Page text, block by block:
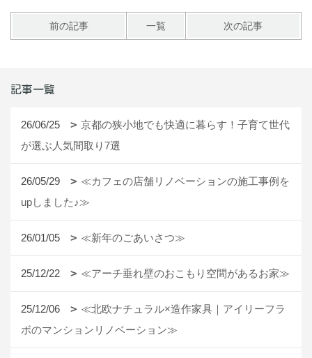
前の記事 一覧 次の記事
記事一覧
26/06/25
京都の狭小地でも快適に暮らす！子育て世代
が選ぶ人気間取り7選
26/05/29
≪カフェの店舗リノベーションの施工事例を
upしました♪≫
26/01/05 ≪新年のごあいさつ≫
25/12/22 ≪アーチ垂れ壁のおこもり空間があるお家≫
25/12/06
≪北欧ナチュラル×造作家具｜アイリーフラ
ボのマンションリノベーション≫